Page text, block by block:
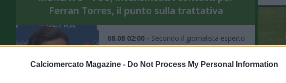
Calciomercato Magazine - Do Not Process My Personal Information
Ferran Torres, il punto sulla trattativa
08.08 02:00 - Secondo il giornalista esperto
di mercato Ekrem Konur, il Paris Saint-
acquistare Ferran Torres del Barcelona